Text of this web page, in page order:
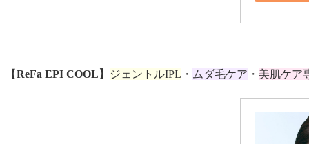
【ReFa EPI COOL】 ジェントルIPL ・ ムダ毛ケア ・ 美肌ケア